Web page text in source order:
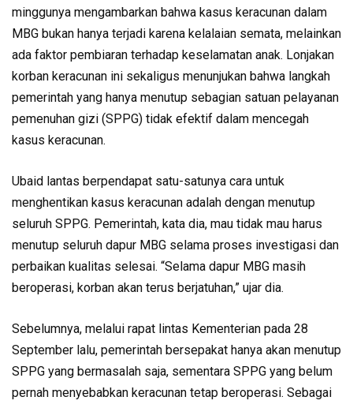
minggunya mengambarkan bahwa kasus keracunan dalam
MBG bukan hanya terjadi karena kelalaian semata, melainkan
ada faktor pembiaran terhadap keselamatan anak. Lonjakan
korban keracunan ini sekaligus menunjukan bahwa langkah
pemerintah yang hanya menutup sebagian satuan pelayanan
pemenuhan gizi (SPPG) tidak efektif dalam mencegah
kasus keracunan.
Ubaid lantas berpendapat satu-satunya cara untuk
menghentikan kasus keracunan adalah dengan menutup
seluruh SPPG. Pemerintah, kata dia, mau tidak mau harus
menutup seluruh dapur MBG selama proses investigasi dan
perbaikan kualitas selesai. “Selama dapur MBG masih
beroperasi, korban akan terus berjatuhan,” ujar dia.
Sebelumnya, melalui rapat lintas Kementerian pada 28
September lalu, pemerintah bersepakat hanya akan menutup
SPPG yang bermasalah saja, sementara SPPG yang belum
pernah menyebabkan keracunan tetap beroperasi. Sebagai